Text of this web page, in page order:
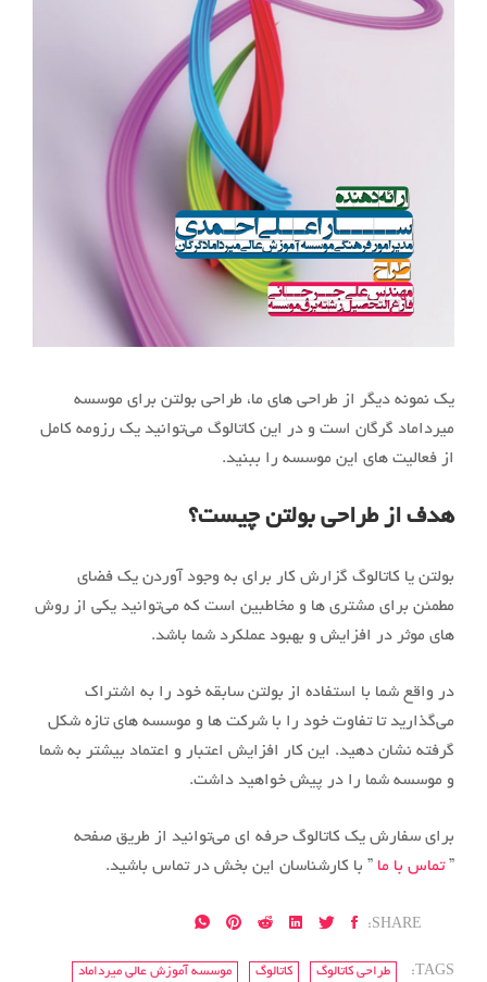
یک نمونه دیگر از طراحی های ما، طراحی بولتن برای موسسه
میرداماد گرگان است و در این کاتالوگ می‌توانید یک رزومه کامل
از فعالیت های این موسسه را ببنید.
هدف از طراحی بولتن چیست؟
بولتن یا کاتالوگ گزارش کار برای به وجود آوردن یک فضای
مطمئن برای مشتری ها و مخاطبین است که می‌توانید یکی از روش
های موثر در افزایش و بهبود عملکرد شما باشد.
در واقع شما با استفاده از بولتن سابقه خود را به اشتراک
می‌گذارید تا تفاوت خود را با شرکت ها و موسسه های تازه شکل
گرفته نشان دهید. این کار افزایش اعتبار و اعتماد بیشتر به شما
و موسسه شما را در پیش خواهید داشت.
برای سفارش یک کاتالوگ حرفه ای می‌توانید از طریق صفحه
”تماس با ما ” با کارشناسان این بخش در تماس باشید.
SHARE:
TAGS: طراحی کاتالوگ کاتالوگ موسسه آموزش عالی میرداماد